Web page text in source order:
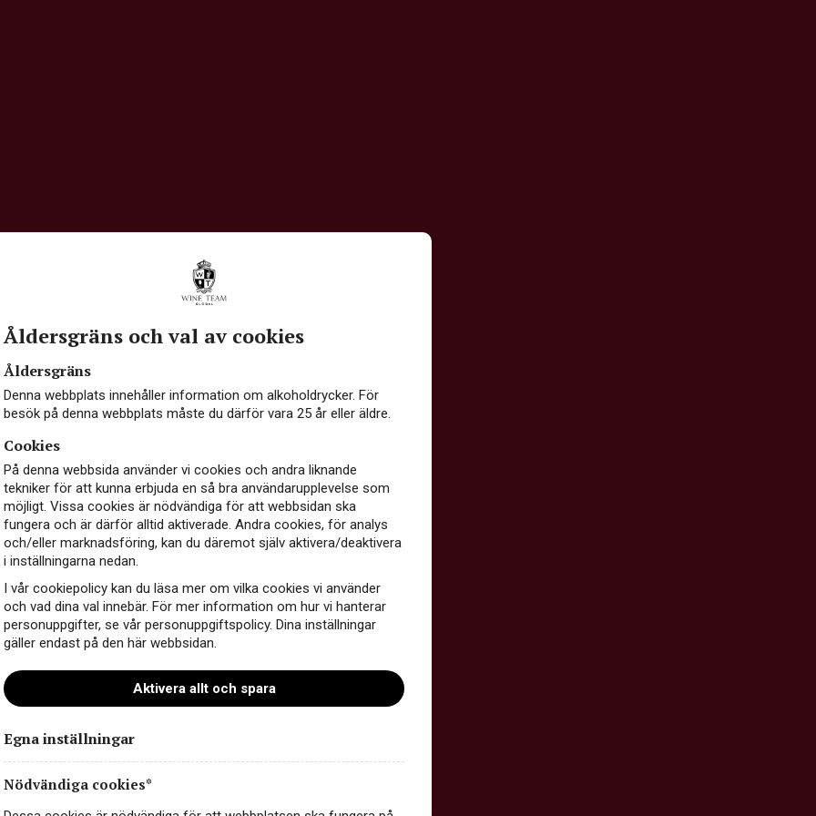
Åldersgräns och val av cookies
Åldersgräns
Denna webbplats innehåller information om alkoholdrycker. För
besök på denna webbplats måste du därför vara 25 år eller äldre.
Cookies
På denna webbsida använder vi cookies och andra liknande
tekniker för att kunna erbjuda en så bra användarupplevelse som
möjligt. Vissa cookies är nödvändiga för att webbsidan ska
fungera och är därför alltid aktiverade. Andra cookies, för analys
och/eller marknadsföring, kan du däremot själv aktivera/deaktivera
i inställningarna nedan.
I vår cookiepolicy kan du läsa mer om vilka cookies vi använder
och vad dina val innebär. För mer information om hur vi hanterar
personuppgifter, se vår personuppgiftspolicy. Dina inställningar
gäller endast på den här webbsidan.
Aktivera allt och spara
Egna inställningar
Nödvändiga cookies*